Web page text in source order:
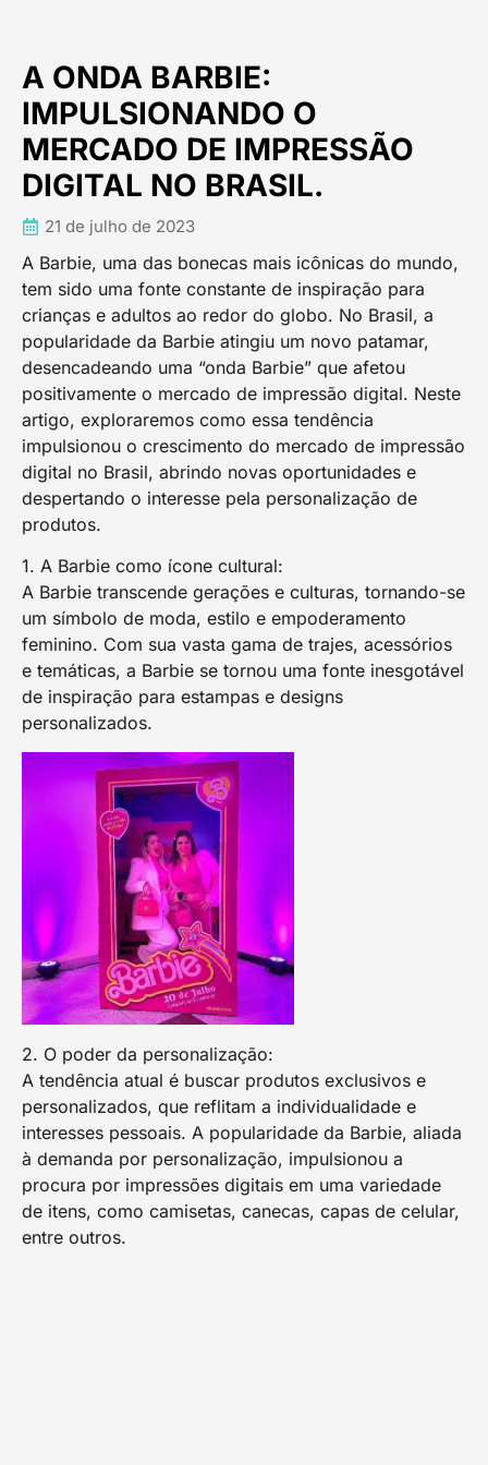
A ONDA BARBIE:
IMPULSIONANDO O
MERCADO DE IMPRESSÃO
DIGITAL NO BRASIL.
21 de julho de 2023
A Barbie, uma das bonecas mais icônicas do mundo,
tem sido uma fonte constante de inspiração para
crianças e adultos ao redor do globo. No Brasil, a
popularidade da Barbie atingiu um novo patamar,
desencadeando uma “onda Barbie” que afetou
positivamente o mercado de impressão digital. Neste
artigo, exploraremos como essa tendência
impulsionou o crescimento do mercado de impressão
digital no Brasil, abrindo novas oportunidades e
despertando o interesse pela personalização de
produtos.
1. A Barbie como ícone cultural:
A Barbie transcende gerações e culturas, tornando-se
um símbolo de moda, estilo e empoderamento
feminino. Com sua vasta gama de trajes, acessórios
e temáticas, a Barbie se tornou uma fonte inesgotável
de inspiração para estampas e designs
personalizados.
2. O poder da personalização:
A tendência atual é buscar produtos exclusivos e
personalizados, que reflitam a individualidade e
interesses pessoais. A popularidade da Barbie, aliada
à demanda por personalização, impulsionou a
procura por impressões digitais em uma variedade
de itens, como camisetas, canecas, capas de celular,
entre outros.